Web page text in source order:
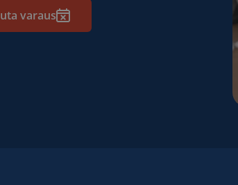
varaus